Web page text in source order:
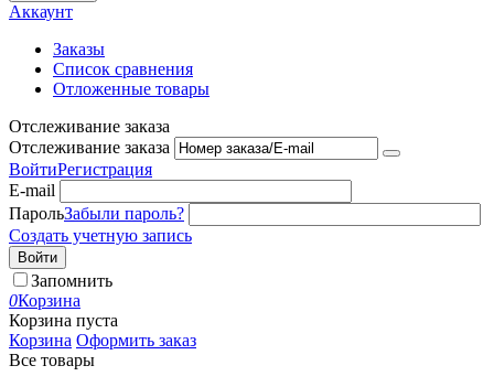
Аккаунт
Заказы
Список сравнения
Отложенные товары
Отслеживание заказа
Отслеживание заказа
ВойтиРегистрация
E-mail
ПарольЗабыли пароль?
Создать учетную запись
Войти
Запомнить
0Корзина
Корзина пуста
Корзина Оформить заказ
Все товары